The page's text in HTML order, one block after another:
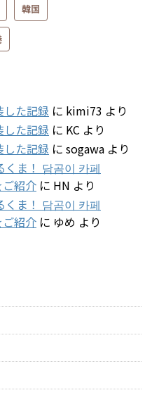
韓国
た記録 に kimi73 より
た記録 に KC より
た記録 に sogawa より
ま！ 담곰이 카페
ご紹介 に HN より
ま！ 담곰이 카페
ご紹介 に ゆめ より